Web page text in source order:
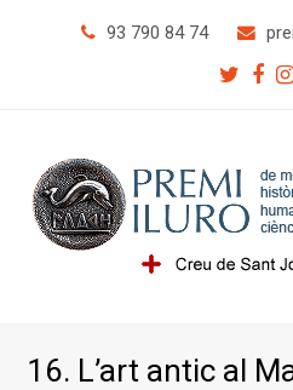
93 790 84 74
16. L’art antic al